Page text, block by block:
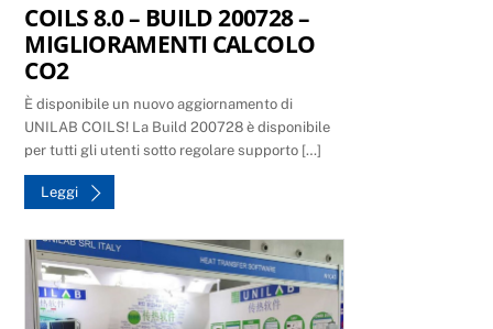
COILS 8.0 – BUILD 200728 –
MIGLIORAMENTI CALCOLO
CO2
È disponibile un nuovo aggiornamento di
UNILAB COILS! La Build 200728 è disponibile
per tutti gli utenti sotto regolare supporto […]
Leggi